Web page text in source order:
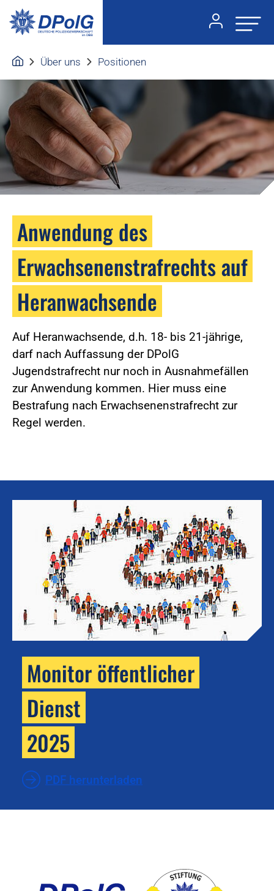
Über uns Positionen
Anwendung des
Erwachsenenstrafrechts auf
Heranwachsende
Auf Heranwachsende, d.h. 18- bis 21-jährige,
darf nach Auffassung der DPolG
Jugendstrafrecht nur noch in Ausnahmefällen
zur Anwendung kommen. Hier muss eine
Bestrafung nach Erwachsenenstrafrecht zur
Regel werden.
Monitor öffentlicher
Dienst
2025
PDF herunterladen